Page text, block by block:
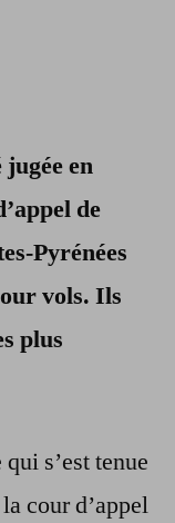
jugée en
de
Pyrénées
vols. Ils
plus
s’est tenue
cour d’appel